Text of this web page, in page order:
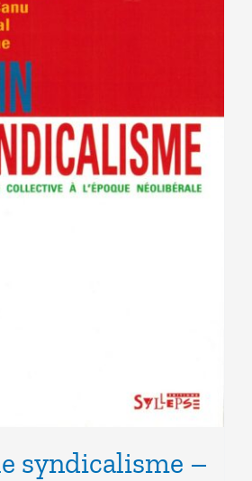
syndicalisme –